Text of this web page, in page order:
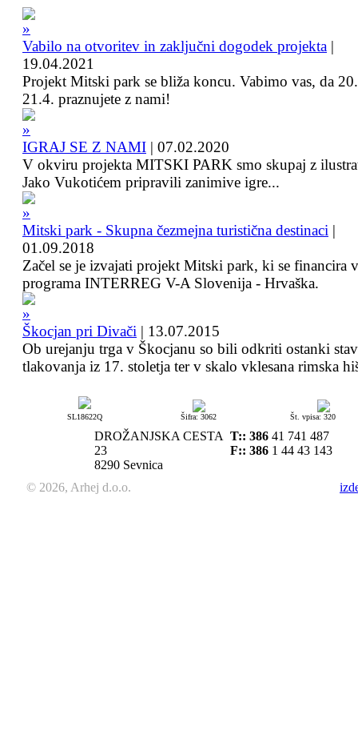
Vabilo na otvoritev in zaključni dogodek projekta |
19.04.2021
Projekt Mitski park se bliža koncu. Vabimo vas, da
21.4. praznujete z nami!
IGRAJ SE Z NAMI | 07.02.2020
V okviru projekta MITSKI PARK smo skupaj z
Jako Vukotićem pripravili zanimive igre...
Mitski park - Skupna čezmejna turistična destinaci |
01.09.2018
Začel se je izvajati projekt Mitski park, ki se financira
programa INTERREG V-A Slovenija - Hrvaška.
Škocjan pri Divači | 13.07.2015
Ob urejanju trga v Škocjanu so bili odkriti ostanki
tlakovanja iz 17. stoletja ter v skalo vklesana rimska
SL18622Q Šifra: 3062 Št. vpisa: 320
DROŽANJSKA CESTA
23
8290 Sevnica
T:: 386 41 741 487
F:: 386 1 44 43 143
© 2026, Arhej d.o.o.